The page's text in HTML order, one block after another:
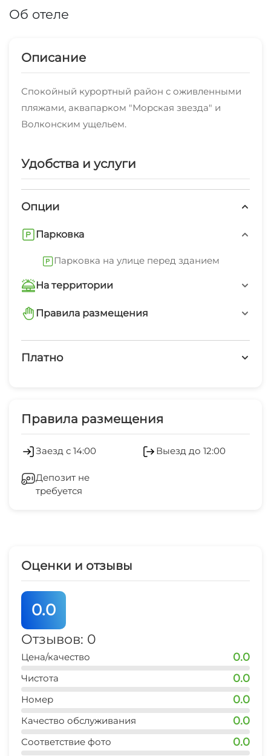
Об отеле
Описание
Спокойный курортный район с оживленными
пляжами, аквапарком "Морская звезда" и
Волконским ущельем.
Удобства и услуги
Опции
Парковка
Парковка на улице перед зданием
На территории
Автостоянка
Дети любого возраста
Правила размещения
запрещено курить в номерах
Платно
Стиральная машина
Спутниковое ТВ
Прачечная
Правила размещения
Заезд с 14:00 Выезд до 12:00
Депозит не
требуется
Оценки и отзывы
0.0
Отзывов: 0
Цена/качество 0.0
Чистота 0.0
Номер 0.0
Качество обслуживания 0.0
Соответствие фото 0.0